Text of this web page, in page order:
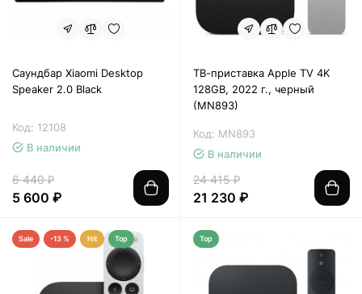
Саундбар Xiaomi Desktop
Speaker 2.0 Black
Код: 12108
В наличии
6 440 ₽
5 600 ₽
ТВ-приставка Apple TV 4K
128GB, 2022 г., черный
(MN893)
Код: MN893
В наличии
24 415 ₽
21 230 ₽
Sale -13 % Hit Top Top